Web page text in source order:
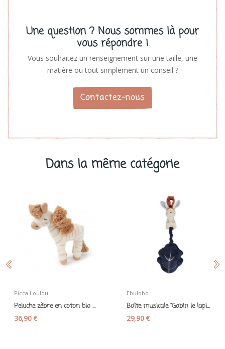
Une question ? Nous sommes là pour
vous répondre !
Vous souhaitez un renseignement sur une taille, une
matière ou tout simplement un conseil ?
Contactez-nous
Dans la même catégorie
Picca Loulou
Peluche zèbre en coton bio Ziggy naturel -...
36,90 €
Ebulobo
Boîte musicale "Gabin le lapin" - Ebulobo
29,90 €